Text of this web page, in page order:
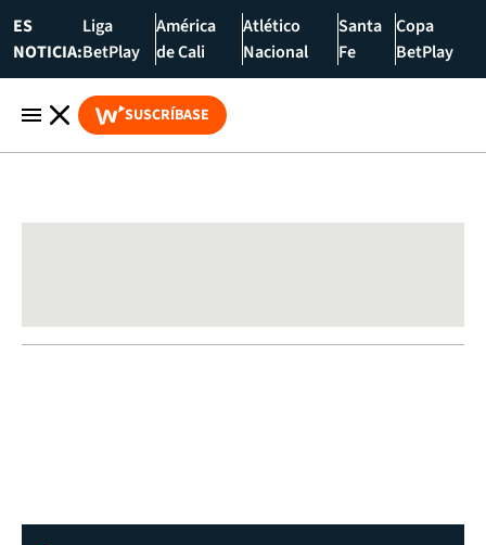
ES
NOTICIA:
Liga
BetPlay
América
de Cali
Atlético
Nacional
Santa
Fe
Copa
BetPlay
SUSCRÍBASE